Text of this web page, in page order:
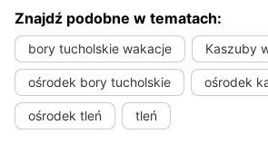
Znajdź podobne w tematach:
bory tucholskie wakacje Kaszuby
ośrodek bory tucholskie ośrodek
ośrodek tleń tleń